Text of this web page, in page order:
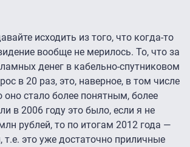
исходить из того, что когда-то
вообще не мерилось. То, что за
денег в кабельно-спутниковом
в 20 раз, это, наверное, в том числе
оно стало более понятным, более
в 2006 году это было, если я не
рублей, то по итогам 2012 года —
т.е. это уже достаточно приличные